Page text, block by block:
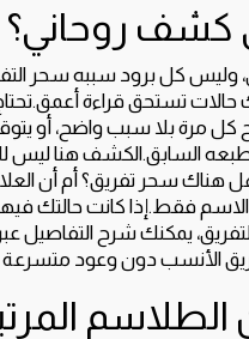
كشف روحاني؟
كل برود سببه سحر
تستحق قراءة
مرة بلا سبب واضح، أو
طبعه السابق.الكشف هنا
سحر تفريق؟ أم أن
فقط.إذا كانت حالتك
يمكنك شرح التفاصيل
الأنسب دون وعود
الطلاسم